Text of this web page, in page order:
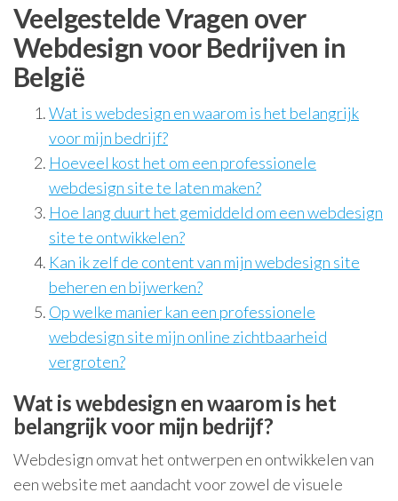
Veelgestelde Vragen over
Webdesign voor Bedrijven in
België
Wat is webdesign en waarom is het belangrijk
voor mijn bedrijf?
Hoeveel kost het om een professionele
webdesign site te laten maken?
Hoe lang duurt het gemiddeld om een webdesign
site te ontwikkelen?
Kan ik zelf de content van mijn webdesign site
beheren en bijwerken?
Op welke manier kan een professionele
webdesign site mijn online zichtbaarheid
vergroten?
Wat is webdesign en waarom is het
belangrijk voor mijn bedrijf?
Webdesign omvat het ontwerpen en ontwikkelen van
een website met aandacht voor zowel de visuele